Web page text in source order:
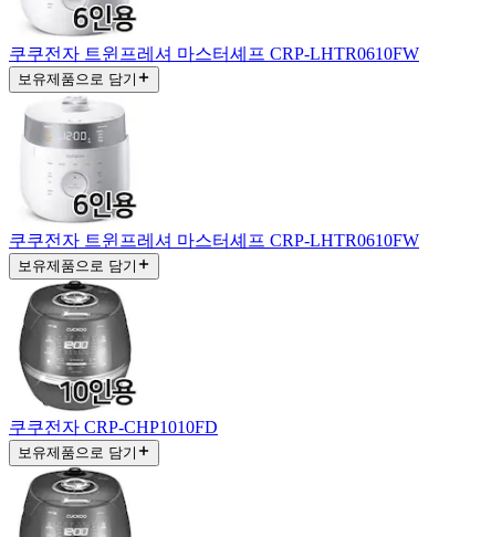
쿠쿠전자 트윈프레셔 마스터셰프 CRP-LHTR0610FW
보유제품으로 담기
쿠쿠전자 트윈프레셔 마스터셰프 CRP-LHTR0610FW
보유제품으로 담기
쿠쿠전자 CRP-CHP1010FD
보유제품으로 담기